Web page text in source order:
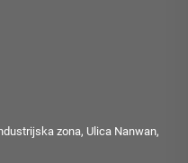
zona, Ulica Nanwan,